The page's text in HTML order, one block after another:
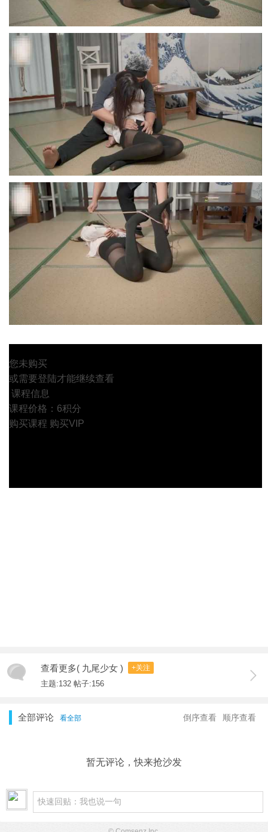
您未购买
或需要登陆才能继续查看
课程信息
课程价格：6积分
购买课程 购买VIP
查看更多( 九尾少女 ) +关注
主题:132 帖子:156
全部评论 看全部 顺序查看
倒序查看
暂无评论，快来抢沙发